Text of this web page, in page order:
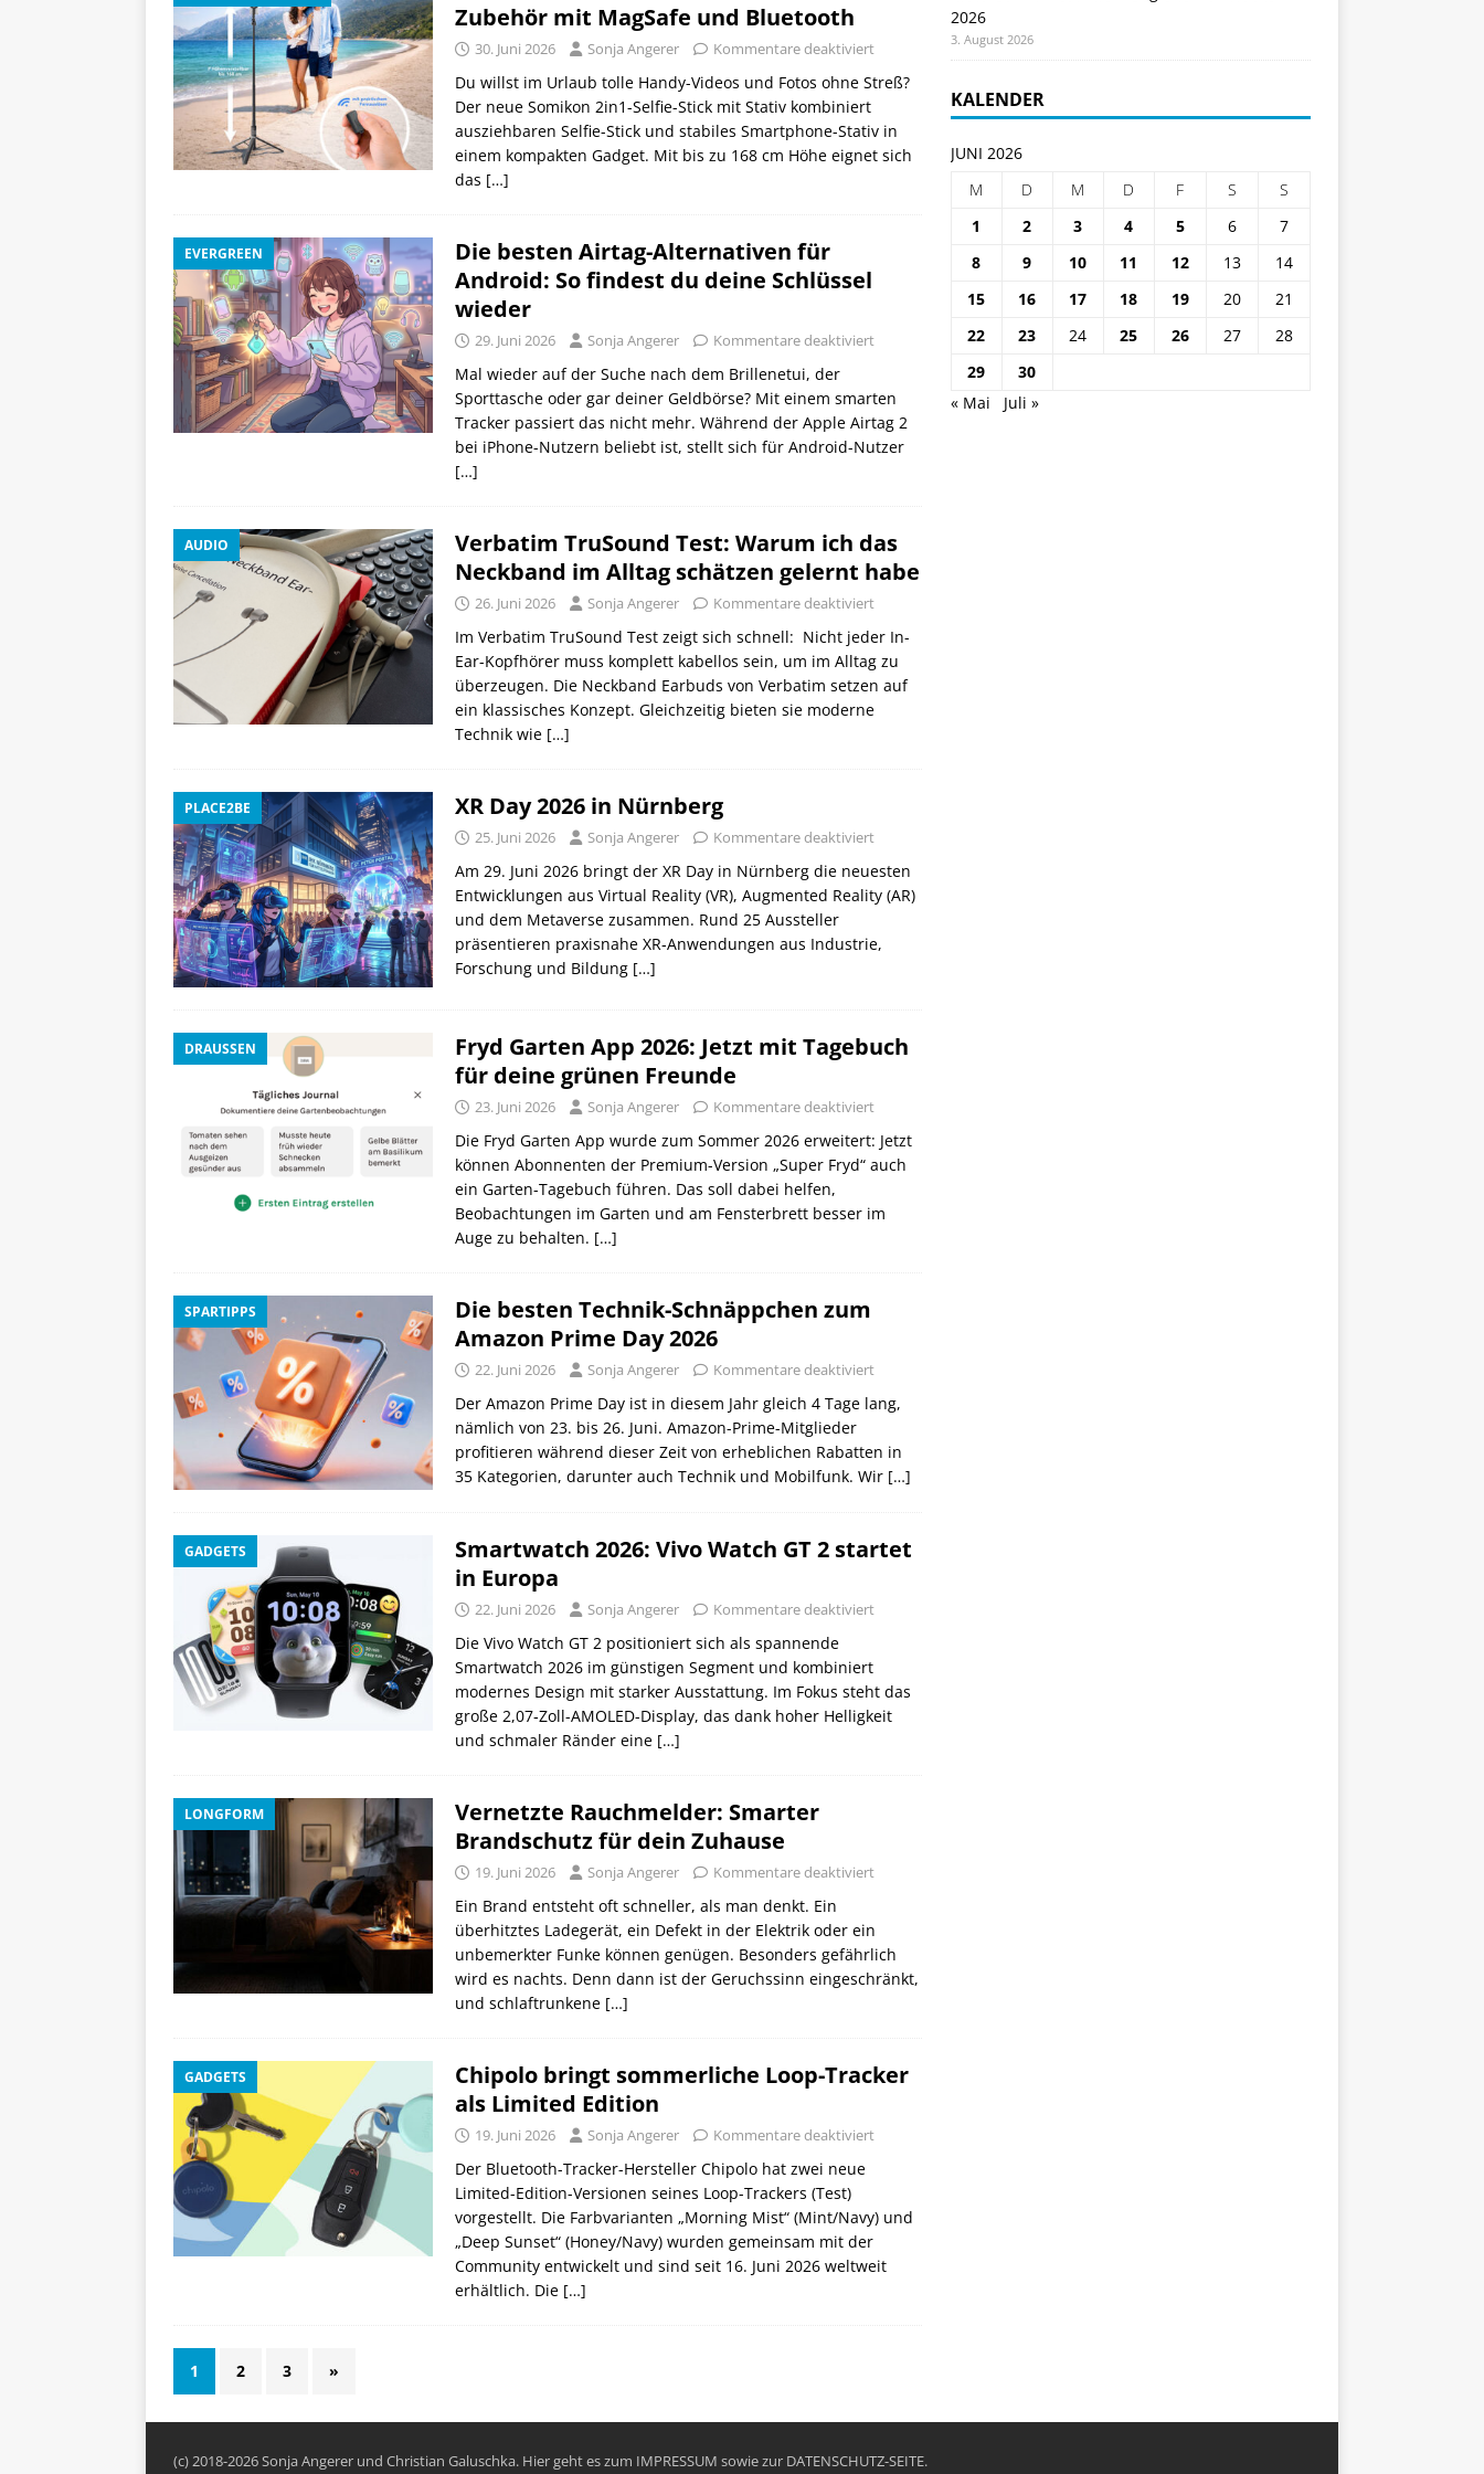
Zubehör mit MagSafe und Bluetooth
30. Juni 2026 Sonja Angerer Kommentare deaktiviert
Du willst im Urlaub tolle Handy-Videos und Fotos ohne Streß?
Der neue Somikon 2in1-Selfie-Stick mit Stativ kombiniert
ausziehbaren Selfie-Stick und stabiles Smartphone-Stativ in
einem kompakten Gadget. Mit bis zu 168 cm Höhe eignet sich
das […]
EVERGREEN
Die besten Airtag-Alternativen für
Android: So findest du deine Schlüssel
wieder
29. Juni 2026 Sonja Angerer Kommentare deaktiviert
Mal wieder auf der Suche nach dem Brillenetui, der
Sporttasche oder gar deiner Geldbörse? Mit einem smarten
Tracker passiert das nicht mehr. Während der Apple Airtag 2
bei iPhone-Nutzern beliebt ist, stellt sich für Android-Nutzer
[…]
AUDIO
Verbatim TruSound Test: Warum ich das
Neckband im Alltag schätzen gelernt habe
26. Juni 2026 Sonja Angerer Kommentare deaktiviert
Im Verbatim TruSound Test zeigt sich schnell: Nicht jeder In-
Ear-Kopfhörer muss komplett kabellos sein, um im Alltag zu
überzeugen. Die Neckband Earbuds von Verbatim setzen auf
ein klassisches Konzept. Gleichzeitig bieten sie moderne
Technik wie […]
PLACE2BE XR Day 2026 in Nürnberg
25. Juni 2026 Sonja Angerer Kommentare deaktiviert
Am 29. Juni 2026 bringt der XR Day in Nürnberg die neuesten
Entwicklungen aus Virtual Reality (VR), Augmented Reality (AR)
und dem Metaverse zusammen. Rund 25 Aussteller
präsentieren praxisnahe XR‑Anwendungen aus Industrie,
Forschung und Bildung […]
DRAUSSEN
Fryd Garten App 2026: Jetzt mit Tagebuch
für deine grünen Freunde
23. Juni 2026 Sonja Angerer Kommentare deaktiviert
Die Fryd Garten App wurde zum Sommer 2026 erweitert: Jetzt
können Abonnenten der Premium-Version „Super Fryd“ auch
ein Garten-Tagebuch führen. Das soll dabei helfen,
Beobachtungen im Garten und am Fensterbrett besser im
Auge zu behalten. […]
SPARTIPPS
Die besten Technik-Schnäppchen zum
Amazon Prime Day 2026
22. Juni 2026 Sonja Angerer Kommentare deaktiviert
Der Amazon Prime Day ist in diesem Jahr gleich 4 Tage lang,
nämlich von 23. bis 26. Juni. Amazon-Prime-Mitglieder
profitieren während dieser Zeit von erheblichen Rabatten in
35 Kategorien, darunter auch Technik und Mobilfunk. Wir […]
GADGETS
Smartwatch 2026: Vivo Watch GT 2 startet
in Europa
22. Juni 2026 Sonja Angerer Kommentare deaktiviert
Die Vivo Watch GT 2 positioniert sich als spannende
Smartwatch 2026 im günstigen Segment und kombiniert
modernes Design mit starker Ausstattung. Im Fokus steht das
große 2,07‑Zoll-AMOLED-Display, das dank hoher Helligkeit
und schmaler Ränder eine […]
LONGFORM
Vernetzte Rauchmelder: Smarter
Brandschutz für dein Zuhause
19. Juni 2026 Sonja Angerer Kommentare deaktiviert
Ein Brand entsteht oft schneller, als man denkt. Ein
überhitztes Ladegerät, ein Defekt in der Elektrik oder ein
unbemerkter Funke können genügen. Besonders gefährlich
wird es nachts. Denn dann ist der Geruchssinn eingeschränkt,
und schlaftrunkene […]
GADGETS
Chipolo bringt sommerliche Loop-Tracker
als Limited Edition
19. Juni 2026 Sonja Angerer Kommentare deaktiviert
Der Bluetooth-Tracker-Hersteller Chipolo hat zwei neue
Limited-Edition-Versionen seines Loop-Trackers (Test)
vorgestellt. Die Farbvarianten „Morning Mist“ (Mint/Navy) und
„Deep Sunset“ (Honey/Navy) wurden gemeinsam mit der
Community entwickelt und sind seit 16. Juni 2026 weltweit
erhältlich. Die […]
1 2 3 »
2026
3. August 2026
KALENDER
JUNI 2026
M
D M D F S
S
1
2 3 4 5 6
7
8
9 10 11 12 13
14
15
16 17 18 19 20
21
22
23 24 25 26 27
28
29
30
« Mai
Juli »
(c) 2018-2026 Sonja Angerer und Christian Galuschka. Hier geht es zum IMPRESSUM sowie zur DATENSCHUTZ-SEITE.